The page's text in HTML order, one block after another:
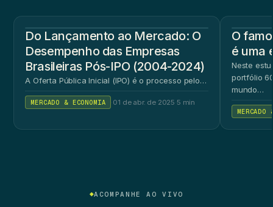
Do Lançamento ao Mercado: O
Desempenho das Empresas
Brasileiras Pós-IPO (2004-2024)
A Oferta Pública Inicial (IPO) é o processo pelo…
MERCADO & ECONOMIA 01 de abr. de 2025 5 min
O
é uma
Neste
portfólio
mundo…
MERCADO
ACOMPANHE AO VIVO